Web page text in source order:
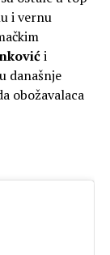
i vernu
i
današnje
obožavalaca